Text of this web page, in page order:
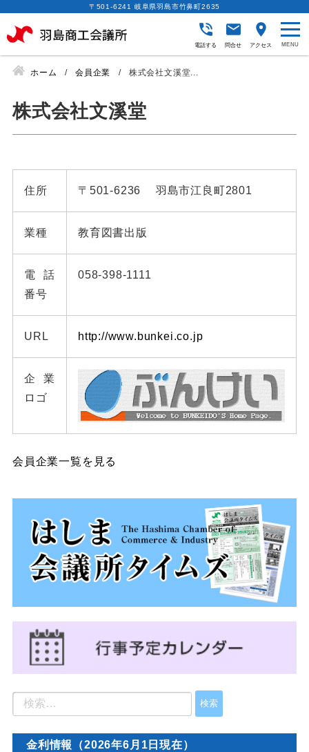
〒501-6241 岐阜県羽島市竹鼻町2635
電話する 問合せ アクセス
ホーム 会員企業 株式会社文溪堂...
株式会社文溪堂
住所 〒501-6236 羽島市江良町2801
業種 教育図書出版
電話
番号
058-398-1111
URL http://www.bunkei.co.jp
企業
ロゴ
会員企業一覧を見る
金利情報（2026年6月1日現在）